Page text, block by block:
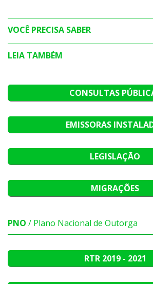
VOCÊ PRECISA SABER
LEIA TAMBÉM
CONSULTAS
EMISSORAS
LEGISLAÇÃO
MIGRAÇÕES
PNO / Plano Nacional de Outorga
RTR 2019 - 2021